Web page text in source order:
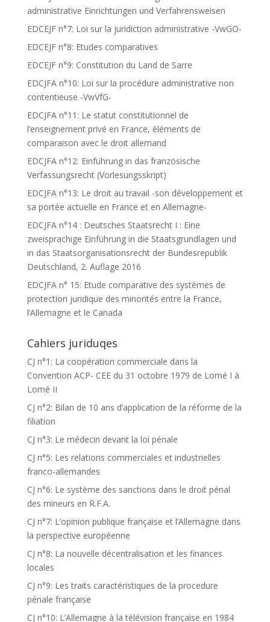
administrative Einrichtungen und Verfahrensweisen
EDCEJF n°7: Loi sur la juridiction administrative -VwGO-
EDCEJF n°8: Etudes comparatives
EDCEJF n°9: Constitution du Land de Sarre
EDCJFA n°10: Loi sur la procédure administrative non
contentieuse -VwVfG-
EDCJFA n°11: Le statut constitutionnel de
l’enseignement privé en France, éléments de
comparaison avec le droit allemand
EDCJFA n°12: Einführung in das französische
Verfassungsrecht (Vorlesungsskript)
EDCJFA n°13: Le droit au travail -son développement et
sa portée actuelle en France et en Allemagne-
EDCJFA n°14 : Deutsches Staatsrecht I : Eine
zweisprachige Einführung in die Staatsgrundlagen und
in das Staatsorganisationsrecht der Bundesrepublik
Deutschland, 2. Auflage 2016
EDCJFA n° 15: Etude comparative des systèmes de
protection juridique des minorités entre la France,
l’Allemagne et le Canada
Cahiers juriduqes
CJ n°1: La coopération commerciale dans la
Convention ACP- CEE du 31 octobre 1979 de Lomé I à
Lomé II
CJ n°2: Bilan de 10 ans d’application de la réforme de la
filiation
CJ n°3: Le médecin devant la loi pénale
CJ n°5: Les relations commerciales et industrielles
franco-allemandes
CJ n°6: Le système des sanctions dans le droit pénal
des mineurs en R.F.A.
CJ n°7: L’opinion publique française et l’Allemagne dans
la perspective européenne
CJ n°8: La nouvelle décentralisation et les finances
locales
CJ n°9: Les traits caractéristiques de la procedure
pénale française
CJ n°10: L’Allemagne à la télévision française en 1984